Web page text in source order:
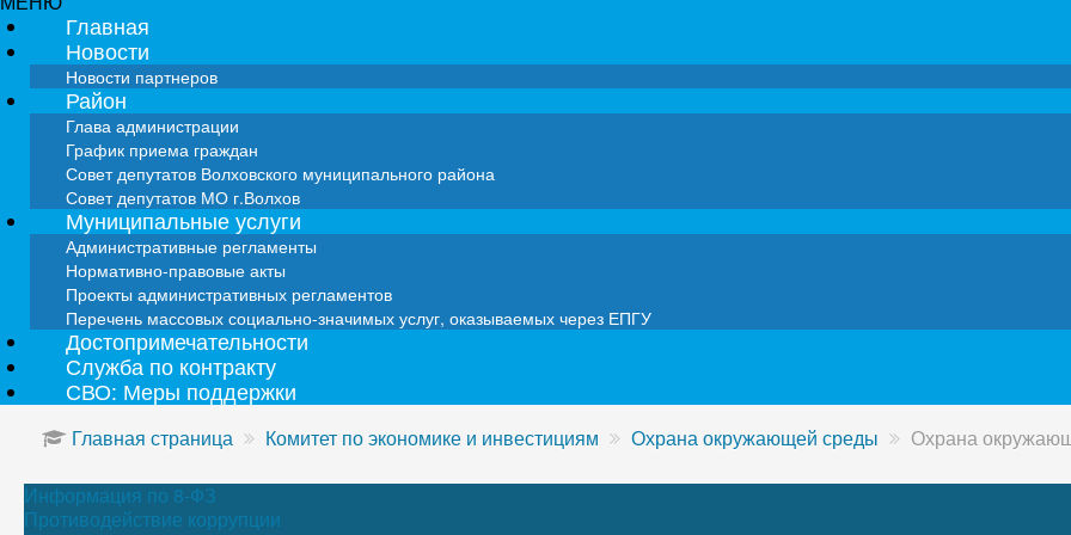
Главная
Новости
Новости партнеров
Район
Глава администрации
График приема граждан
Совет депутатов Волховского муниципального района
Совет депутатов МО г.Волхов
Муниципальные услуги
Административные регламенты
Нормативно-правовые акты
Проекты административных регламентов
Перечень массовых социально-значимых услуг, оказываемых через ЕПГУ
Достопримечательности
Служба по контракту
СВО: Меры поддержки
Главная страница Комитет по экономике и инвестициям Охрана окружающей среды Охрана
Информация по 8-ФЗ
Противодействие коррупции